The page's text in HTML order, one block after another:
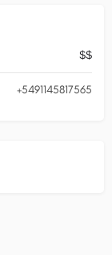
$$
+5491145817565